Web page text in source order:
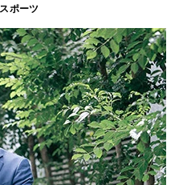
スポーツ